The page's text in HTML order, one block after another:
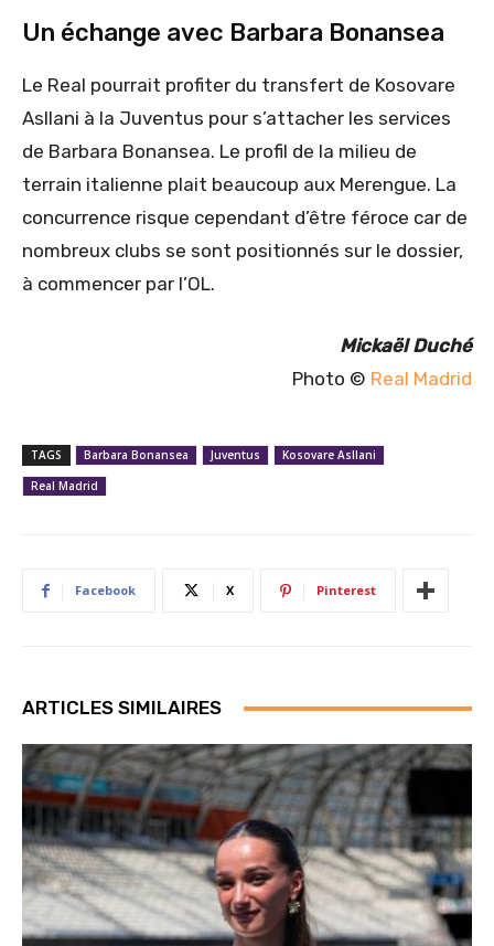
Un échange avec Barbara Bonansea
Le Real pourrait profiter du transfert de Kosovare
Asllani à la Juventus pour s’attacher les services
de Barbara Bonansea. Le profil de la milieu de
terrain italienne plait beaucoup aux Merengue. La
concurrence risque cependant d’être féroce car de
nombreux clubs se sont positionnés sur le dossier,
à commencer par l’OL.
Mickaël Duché
Photo © Real Madrid
TAGS Barbara Bonansea Juventus
Kosovare Asllani
Real Madrid
Facebook X Pinterest
ARTICLES SIMILAIRES